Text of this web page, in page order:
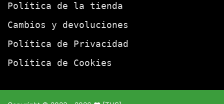
Política de la tienda
Cambios y devoluciones
Política de Privacidad
Política de Cookies